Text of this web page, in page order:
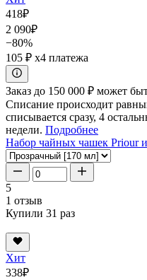
418₽
2 090₽
−80%
105 ₽ x4 платежа
Заказ до 150 000 ₽ может
Списание происходит
списывается сразу, 4
недели. Подробнее
Набор чайных чашек Priour
5
1 отзыв
Купили 31 раз
Хит
338₽